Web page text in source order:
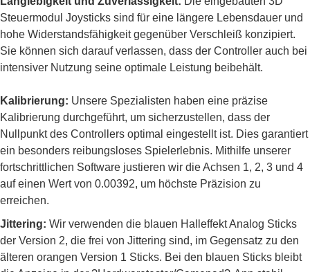
Steuermodul Joysticks sind für eine längere Lebensdauer und
hohe Widerstandsfähigkeit gegenüber Verschleiß konzipiert.
Sie können sich darauf verlassen, dass der Controller auch bei
intensiver Nutzung seine optimale Leistung beibehält.
Kalibrierung: Unsere Spezialisten haben eine präzise
Kalibrierung durchgeführt, um sicherzustellen, dass der
Nullpunkt des Controllers optimal eingestellt ist. Dies garantiert
ein besonders reibungsloses Spielerlebnis. Mithilfe unserer
fortschrittlichen Software justieren wir die Achsen 1, 2, 3 und 4
auf einen Wert von 0.00392, um höchste Präzision zu
erreichen.
Jittering: Wir verwenden die blauen Halleffekt Analog Sticks
der Version 2, die frei von Jittering sind, im Gegensatz zu den
älteren orangen Version 1 Sticks. Bei den blauen Sticks bleibt